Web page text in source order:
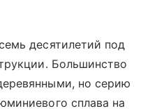
десятилетий под
Большинство
но серию
сплава на